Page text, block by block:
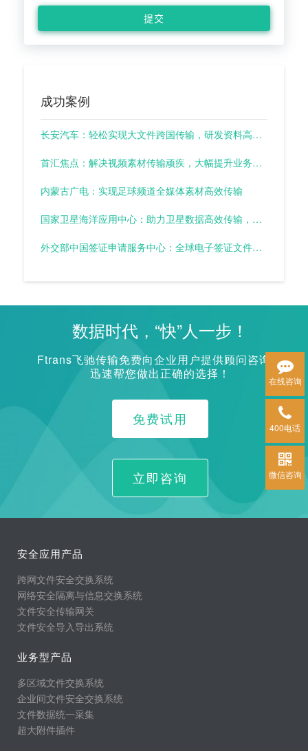
成功案例
长安汽车：轻松实现大文件跨国传输，研发资料高效流转
首汇焦点：解决视频素材传输顽疾，大幅提升业务效率
内蒙古广电：实现足球频道全媒体素材高效传输
国家卫星海洋应用中心：助力卫星数据高效传输，推动卫星应用快速发展
外交部中国签证申请服务中心：全球电子签证文件高效回传
数据时代，“快”人一步！
Ftrans飞驰传输免费向企业用户提供顾问咨询，
迅速帮您做出正确的选择！
免费试用
立即咨询
在线咨询
400电话
微信咨询
安全应用产品
跨网文件安全交换系统
网络安全隔离与信息交换系统
文件安全传输网关
文件安全导入导出系统
业务型产品
多区域文件交换系统
企业间文件安全交换系统
文件数据统一采集
超大附件插件